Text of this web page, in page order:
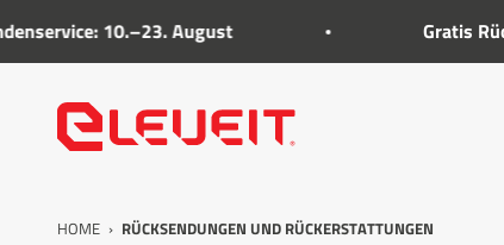
10.–23. August Gratis
Eleveit
HOME › RÜCKSENDUNGEN UND RÜCKERSTATTUNGEN